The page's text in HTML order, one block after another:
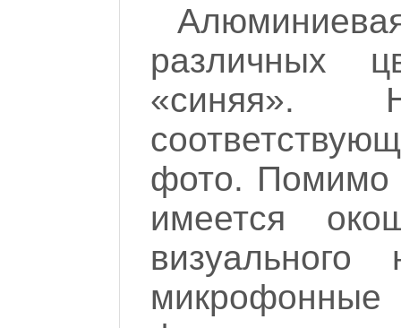
различных
«синяя».
фото. Помимо
имеется
микрофонные